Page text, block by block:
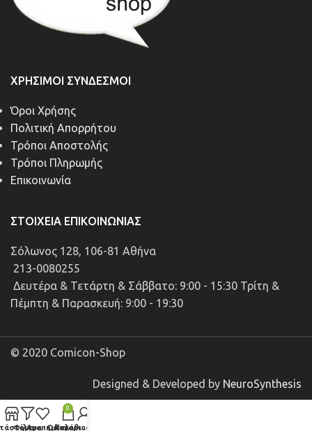
ΧΡΉΣΙΜΟΙ ΣΎΝΔΕΣΜΟΙ
Όροι Χρήσης
Πολιτική Απορρήτου
Τρόποι Αποστολής
Τρόποι Πληρωμής
Επικοινωνία
ΣΤΟΙΧΕΊΑ ΕΠΙΚΟΙΝΩΝΊΑΣ
Σόλωνος 128, 106-81 Αθήνα
213-0080255
Δευτέρα & Τετάρτη & Σάββατο: 9:00 - 15:30 Τρίτη &
Πέμπτη & Παρασκευή: 9:00 - 19:30
© 2020 Comicon-Shop
Designed & Developed by NeuroSynthesis
ΦίλτραΑγαπημένα
0
Καλάθι
Ο λογαριασμός μου